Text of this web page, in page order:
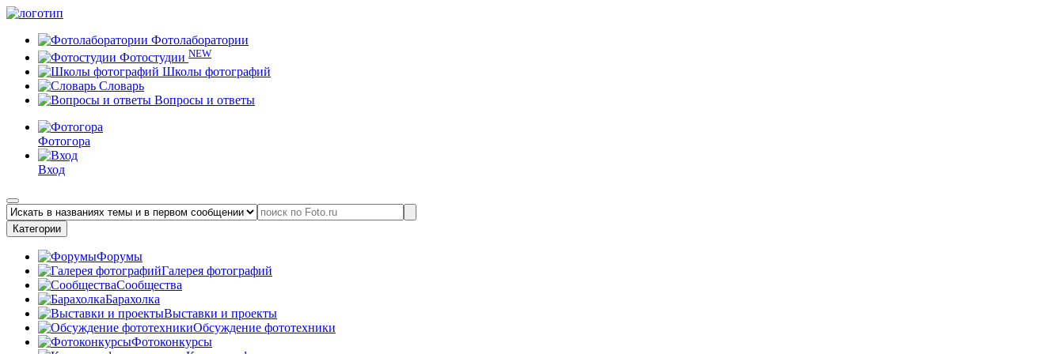
Фотолаборатории
Фотостудии NEW
Школы фотографий
Словарь
Вопросы и ответы
Фотогора
Вход
Категории
Форумы
Галерея фотографий
Сообщества
Барахолка
Выставки и проекты
Обсуждение фототехники
Фотоконкурсы